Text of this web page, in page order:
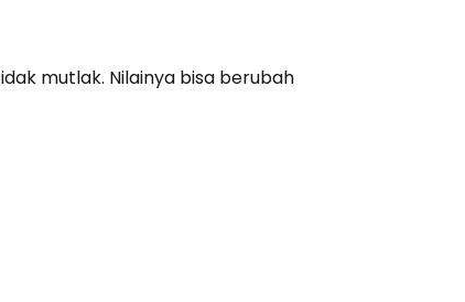
mutlak. Nilainya bisa berubah